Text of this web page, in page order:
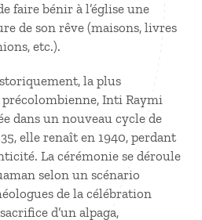
faire bénir à l’église une
de son rêve (maisons, livres
etc.).
la plus
Inti Raymi
dans un nouveau cycle de
elle renaît en 1940, perdant
La cérémonie se déroule
selon un scénario
de la célébration
d’un alpaga,